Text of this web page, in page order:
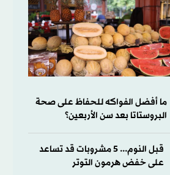
ما أفضل الفواكه للحفاظ على صحة
البروستاتا بعد سن الأربعين؟
قبل النوم... 5 مشروبات قد تساعد
على خفض هرمون التوتر